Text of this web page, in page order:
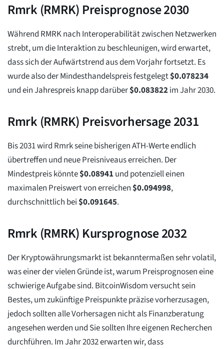
Rmrk (RMRK) Preisprognose 2030
Während RMRK nach Interoperabilität zwischen Netzwerken
strebt, um die Interaktion zu beschleunigen, wird erwartet,
dass sich der Aufwärtstrend aus dem Vorjahr fortsetzt. Es
wurde also der Mindesthandelspreis festgelegt$0.078234
und ein Jahrespreis knapp darüber$0.083822im Jahr 2030.
Rmrk (RMRK) Preisvorhersage 2031
Bis 2031 wird Rmrk seine bisherigen ATH-Werte endlich
übertreffen und neue Preisniveaus erreichen. Der
Mindestpreis könnte$0.08941 und potenziell einen
maximalen Preiswert von erreichen$0.094998,
durchschnittlich bei$0.091645.
Rmrk (RMRK) Kursprognose 2032
Der Kryptowährungsmarkt ist bekanntermaßen sehr volatil,
was einer der vielen Gründe ist, warum Preisprognosen eine
schwierige Aufgabe sind. BitcoinWisdom versucht sein
Bestes, um zukünftige Preispunkte präzise vorherzusagen,
jedoch sollten alle Vorhersagen nicht als Finanzberatung
angesehen werden und Sie sollten Ihre eigenen Recherchen
durchführen. Im Jahr 2032 erwarten wir, dass